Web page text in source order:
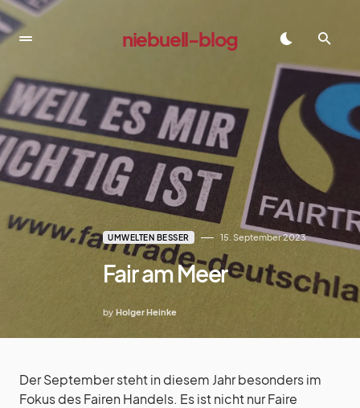
niebuell-blog
dadadada
UMWELTEN BESSER 15. September 2023
Fair am Meer
by Holger Heinke
Der September steht in diesem Jahr besonders im
Fokus des Fairen Handels. Es ist nicht nur Faire